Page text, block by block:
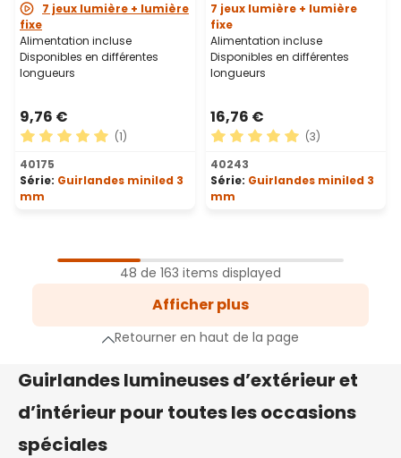
7 jeux lumière + lumière
fixe
Alimentation incluse
Disponibles en différentes
longueurs
9,76 €
Note moyenne de 5 sur 5 étoiles
(1)
40175
Série: Guirlandes miniled 3
mm
7 jeux lumière + lumière
fixe
Alimentation incluse
Disponibles en différentes
longueurs
16,76 €
Note moyenne de 5 sur 5
(3)
40243
Série: Guirlandes miniled 3
mm
suivante
48 de 163 items displayed
Afficher plus
Retourner en haut de la page
Guirlandes lumineuses d’extérieur et
d’intérieur pour toutes les occasions
spéciales